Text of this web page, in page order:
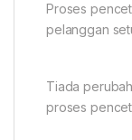
Proses
pelanggan
Tiada
proses